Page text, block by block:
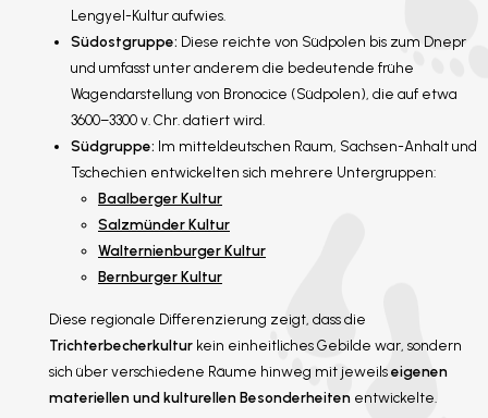
Lengyel-Kultur aufwies.
Südostgruppe: Diese reichte von Südpolen bis zum Dnepr
und umfasst unter anderem die bedeutende frühe
Wagendarstellung von Bronocice (Südpolen), die auf etwa
3600–3300 v. Chr. datiert wird.
Südgruppe: Im mitteldeutschen Raum, Sachsen-Anhalt und
Tschechien entwickelten sich mehrere Untergruppen:
Baalberger Kultur
Salzmünder Kultur
Walternienburger Kultur
Bernburger Kultur
Diese regionale Differenzierung zeigt, dass die
Trichterbecherkultur kein einheitliches Gebilde war, sondern
sich über verschiedene Räume hinweg mit jeweilseigenen
materiellen und kulturellen Besonderheiten entwickelte.